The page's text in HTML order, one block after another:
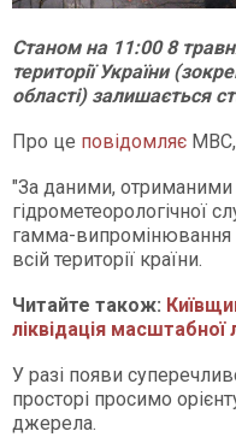
Станом на 11:00 8
території України
області) залишається
Про це повідомляє
"За даними, отриманими
гідрометеорологічної
гамма-
всій території країни.
Читайте також:
ліквідація масштабної
У разі появи
просторі просимо
джерела.